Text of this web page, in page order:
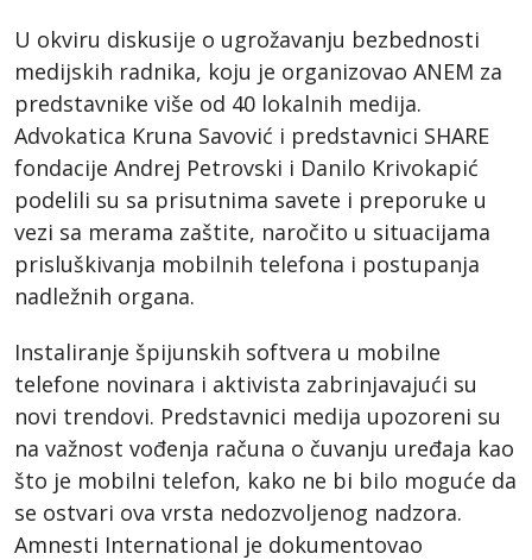
U okviru diskusije o ugrožavanju bezbednosti
medijskih radnika, koju je organizovao ANEM za
predstavnike više od 40 lokalnih medija.
Advokatica Kruna Savović i predstavnici SHARE
fondacije Andrej Petrovski i Danilo Krivokapić
podelili su sa prisutnima savete i preporuke u
vezi sa merama zaštite, naročito u situacijama
prisluškivanja mobilnih telefona i postupanja
nadležnih organa.
Instaliranje špijunskih softvera u mobilne
telefone novinara i aktivista zabrinjavajući su
novi trendovi. Predstavnici medija upozoreni su
na važnost vođenja računa o čuvanju uređaja kao
što je mobilni telefon, kako ne bi bilo moguće da
se ostvari ova vrsta nedozvoljenog nadzora.
Amnesti International je dokumentovao